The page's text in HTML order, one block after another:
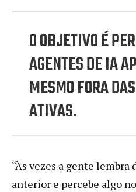
O OBJETIVO É
AGENTES DE IA
MESMO FORA
ATIVAS.
“Às vezes a gente lembra
anterior e percebe algo